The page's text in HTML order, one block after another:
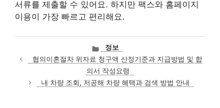
서류를 제출할 수 있어요. 하지만 팩스와 홈페이지
이용이 가장 빠르고 편리해요.
카
테
고
리
정보
협의이혼절차 위자료 청구액 산정기준과 지급방법 및 합
의서 작성요령
내 차량 조회, 저공해 차량 혜택과 검색 방법 안내